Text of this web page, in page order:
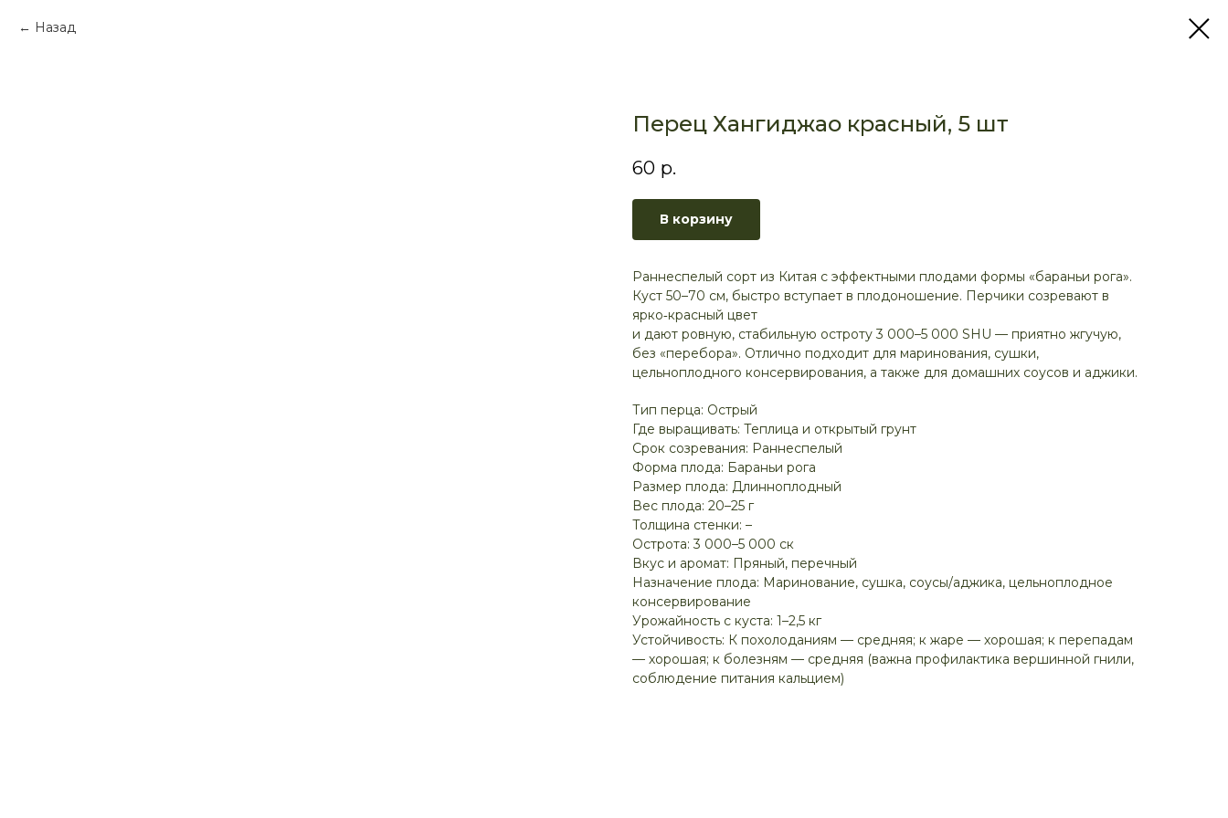
Назад
Перец Хангиджао красный, 5 шт
60 р.
В корзину
Раннеспелый сорт из Китая с эффектными плодами формы «бараньи рога».
Куст 50–70 см, быстро вступает в плодоношение. Перчики созревают в
ярко‑красный цвет
и дают ровную, стабильную остроту 3 000–5 000 SHU — приятно жгучую,
без «перебора». Отлично подходит для маринования, сушки,
цельноплодного консервирования, а также для домашних соусов и аджики.
Тип перца: Острый
Где выращивать: Теплица и открытый грунт
Срок созревания: Раннеспелый
Форма плода: Бараньи рога
Размер плода: Длинноплодный
Вес плода: 20–25 г
Толщина стенки: –
Острота: 3 000–5 000 ск
Вкус и аромат: Пряный, перечный
Назначение плода: Маринование, сушка, соусы/аджика, цельноплодное
консервирование
Урожайность с куста: 1–2,5 кг
Устойчивость: К похолоданиям — средняя; к жаре — хорошая; к перепадам
— хорошая; к болезням — средняя (важна профилактика вершинной гнили,
соблюдение питания кальцием)